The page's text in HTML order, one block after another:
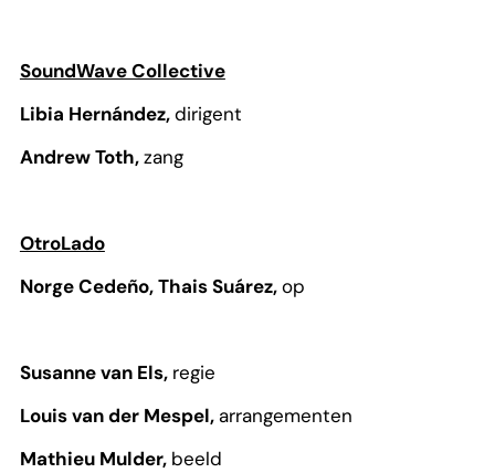
SoundWave Collective
Libia Hernández,dirigent
Andrew Toth,zang
OtroLado
Norge Cedeño, Thais Suárez,op
Susanne van Els, regie
Louis van der Mespel,arrangementen
Mathieu Mulder, beeld